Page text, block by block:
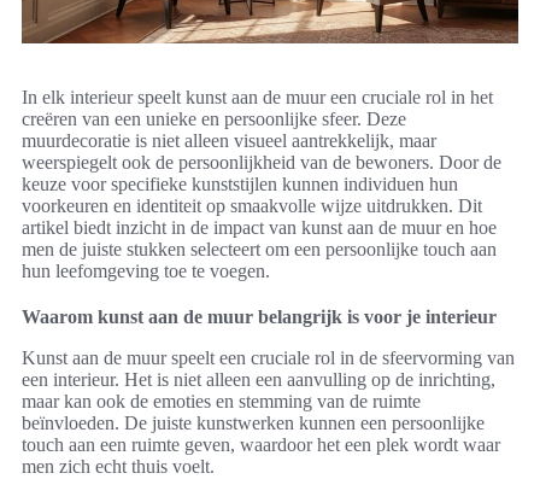
In elk interieur speelt kunst aan de muur een cruciale rol in het
creëren van een unieke en persoonlijke sfeer. Deze
muurdecoratie is niet alleen visueel aantrekkelijk, maar
weerspiegelt ook de persoonlijkheid van de bewoners. Door de
keuze voor specifieke kunststijlen kunnen individuen hun
voorkeuren en identiteit op smaakvolle wijze uitdrukken. Dit
artikel biedt inzicht in de impact van kunst aan de muur en hoe
men de juiste stukken selecteert om een persoonlijke touch aan
hun leefomgeving toe te voegen.
Waarom kunst aan de muur belangrijk is voor je interieur
Kunst aan de muur speelt een cruciale rol in de sfeervorming van
een interieur. Het is niet alleen een aanvulling op de inrichting,
maar kan ook de emoties en stemming van de ruimte
beïnvloeden. De juiste kunstwerken kunnen een persoonlijke
touch aan een ruimte geven, waardoor het een plek wordt waar
men zich echt thuis voelt.